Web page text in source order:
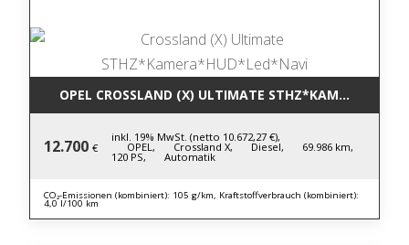
OPEL CROSSLAND (X) ULTIMATE
12.700 €
inkl. 19% MwSt. (netto 10.672,27 €),
OPEL, Crossland X, Diesel, 69.986 km,
120 PS, Automatik
CO₂-Emissionen (kombiniert): 105 g/km, Kraftstoffverbrauch (kombiniert):
4,0 l/100 km